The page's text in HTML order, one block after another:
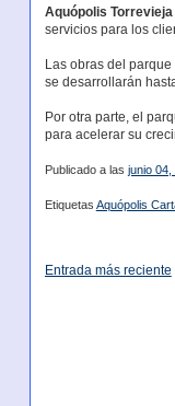
Aquópolis Torrevieja
servicios para los
Las obras del parque
se desarrollarán
Por otra parte, el
para acelerar su
Publicado a las junio 04,
Etiquetas Aquópolis
Entrada más reciente